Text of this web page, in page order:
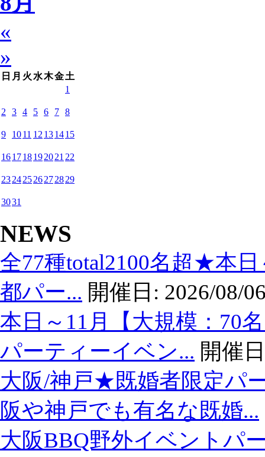
«
»
日 月 火 水木金土
1
2 3 4 5 6 7 8
9 1011 12 131415
161718192021 22
23242526272829
3031
NEWS
全77種total2100名超★本
都パー... 開催日: 2026/08/
本日～11月【大規模：70
パーティーイベン... 開催
大阪/神戸★既婚者限定パ
阪や神戸でも有名な既婚...
大阪BBQ野外イベントパ